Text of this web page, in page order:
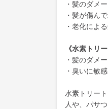
・髪のダメ
・髪が傷ん
・老化によ
《水素トリ
・髪のダメ
・臭いに敏
水素トリー
人や、パサ